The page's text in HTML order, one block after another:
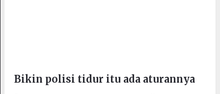
Bikin polisi tidur itu ada aturannya